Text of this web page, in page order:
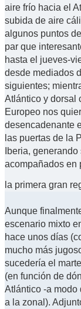
aire frío hacia el
subida de aire
algunos puntos
par que
hasta el jueves-
desde mediados
siguientes;
Atlántico y dorsal
Europeo nos
desencadenante
las puertas de la
Iberia,
acompañados en
la primera gran
Aunque
escenario mixto
hace unos días
mucho más
sucedería el
(en función de
Atlántico -a modo
a la zonal).